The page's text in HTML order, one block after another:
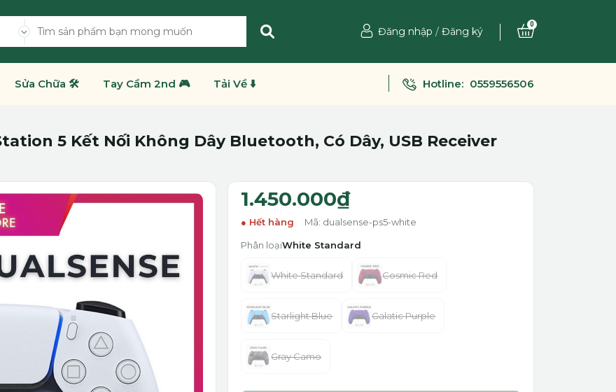
Đăng nhập / Đăng ký
0
Sửa Chữa 🛠️ Tay Cầm 2nd 🎮 Tải Về ⬇️ Hotline: 0559556506
5 Kết Nối Không Dây Bluetooth, Có Dây, USB Receiver
1.450.000₫
Hết hàng Mã: dualsense-ps5-white
Phân loạiWhite Standard
White Standard Cosmic Red
Starlight Blue Galatic Purple
Gray Camo